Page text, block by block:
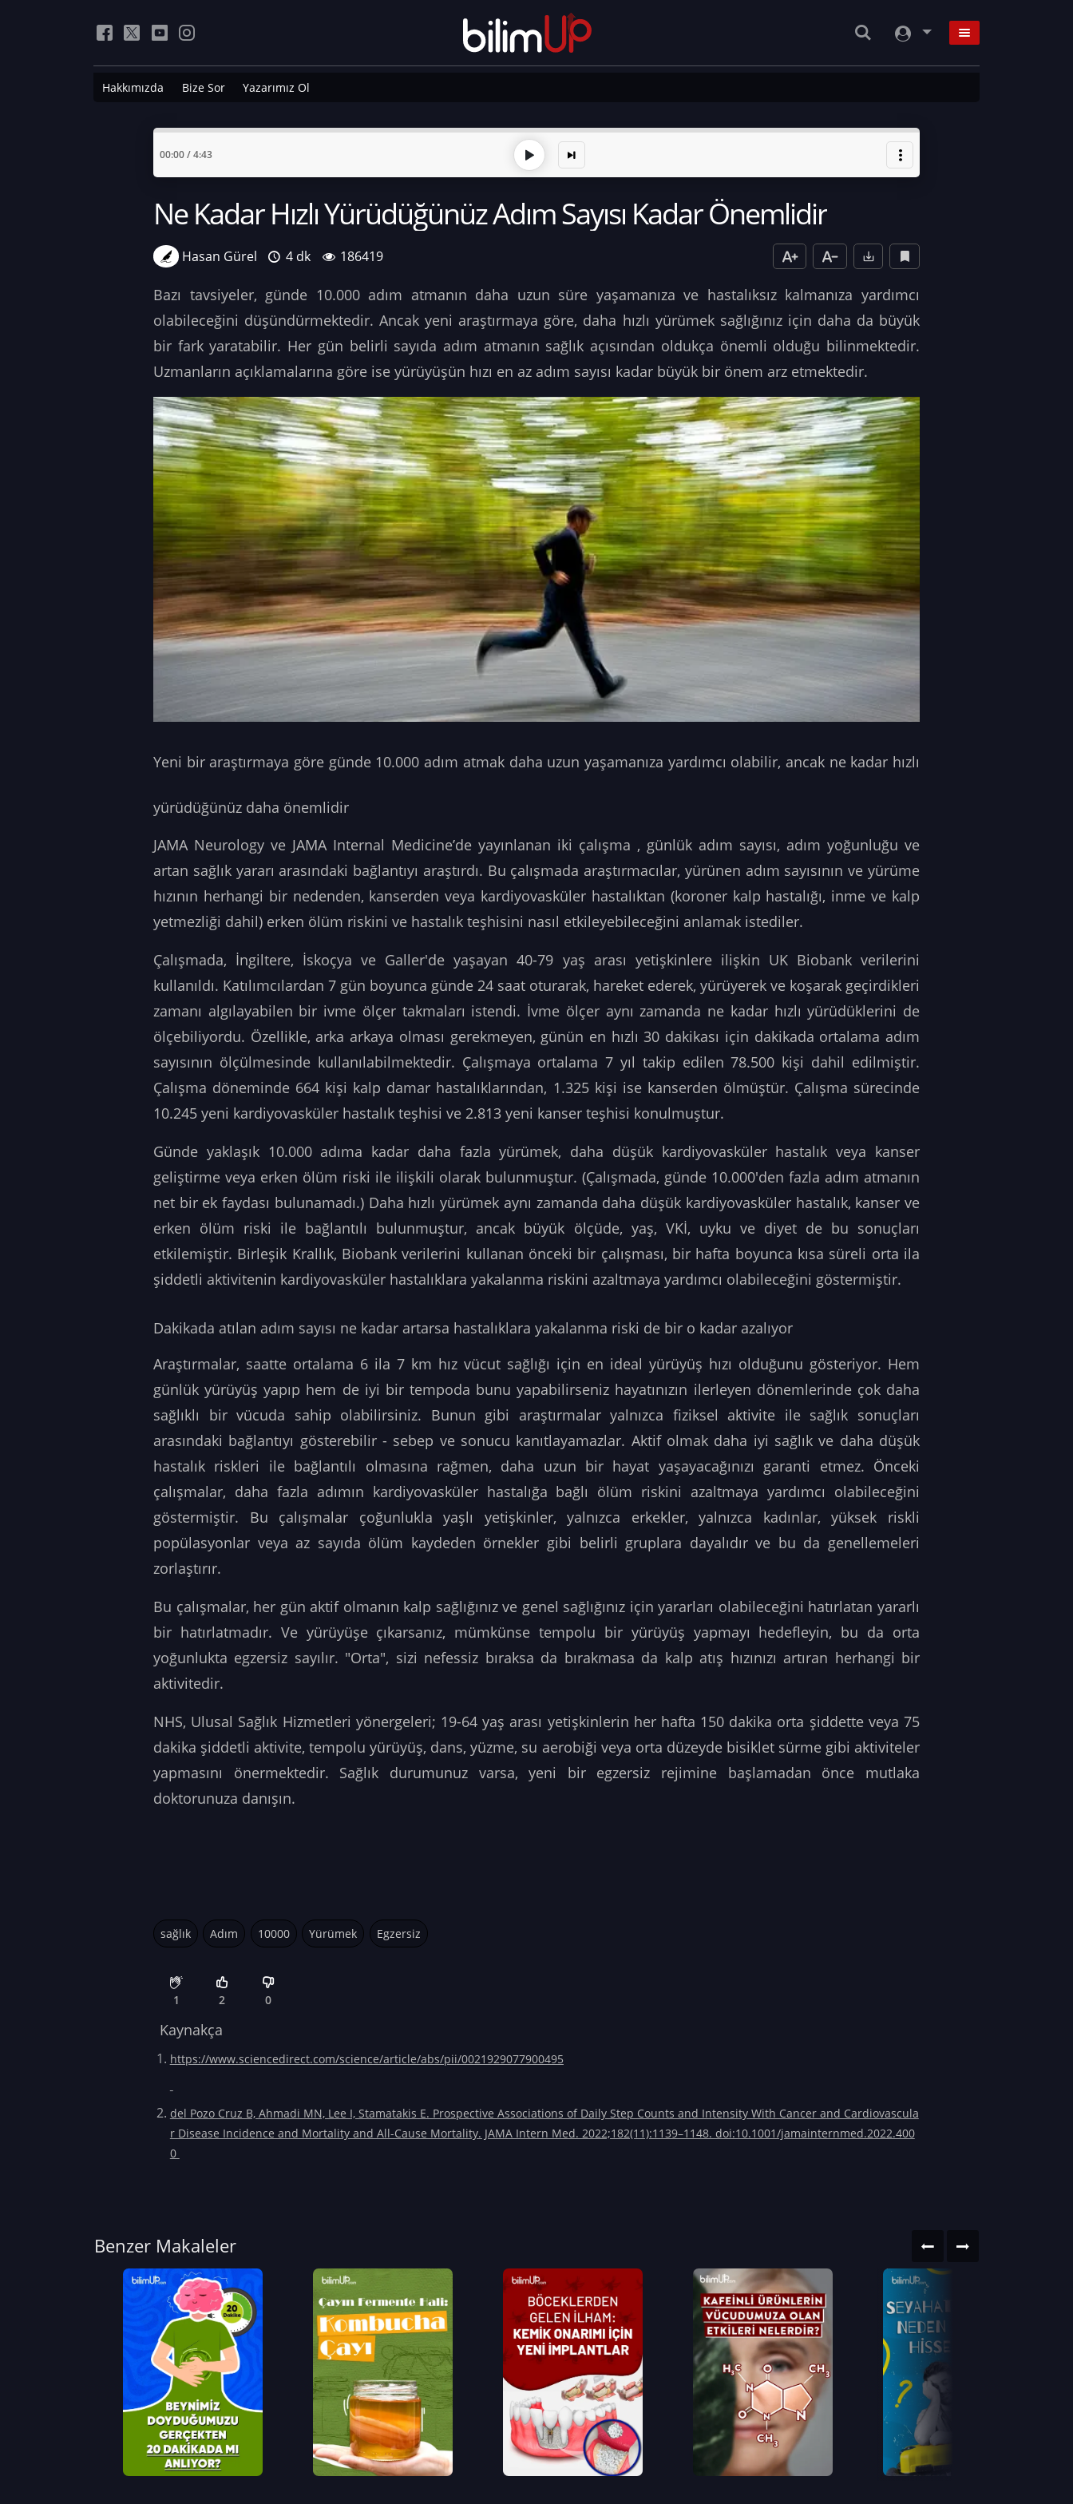
Hakkımızda Bize Sor Yazarımız Ol
00:00/4:43
Ne Kadar Hızlı Yürüdüğünüz Adım Sayısı Kadar Önemlidir
Hasan Gürel 4 dk 186419
Bazı tavsiyeler, günde 10.000 adım atmanın daha uzun süre yaşamanıza ve hastalıksız kalmanıza yardımcı
olabileceğini düşündürmektedir. Ancak yeni araştırmaya göre, daha hızlı yürümek sağlığınız için daha da büyük
bir fark yaratabilir. Her gün belirli sayıda adım atmanın sağlık açısından oldukça önemli olduğu bilinmektedir.
Uzmanların açıklamalarına göre ise yürüyüşün hızı en az adım sayısı kadar büyük bir önem arz etmektedir.
Yeni bir araştırmaya göre günde 10.000 adım atmak daha uzun yaşamanıza yardımcı olabilir, ancak ne kadar hızlı
yürüdüğünüz daha önemlidir
JAMA Neurology ve JAMA Internal Medicine’de yayınlanan iki çalışma , günlük adım sayısı, adım yoğunluğu ve
artan sağlık yararı arasındaki bağlantıyı araştırdı. Bu çalışmada araştırmacılar, yürünen adım sayısının ve yürüme
hızının herhangi bir nedenden, kanserden veya kardiyovasküler hastalıktan (koroner kalp hastalığı, inme ve kalp
yetmezliği dahil) erken ölüm riskini ve hastalık teşhisini nasıl etkileyebileceğini anlamak istediler.
Çalışmada, İngiltere, İskoçya ve Galler'de yaşayan 40-79 yaş arası yetişkinlere ilişkin UK Biobank verilerini
kullanıldı. Katılımcılardan 7 gün boyunca günde 24 saat oturarak, hareket ederek, yürüyerek ve koşarak geçirdikleri
zamanı algılayabilen bir ivme ölçer takmaları istendi. İvme ölçer aynı zamanda ne kadar hızlı yürüdüklerini de
ölçebiliyordu. Özellikle, arka arkaya olması gerekmeyen, günün en hızlı 30 dakikası için dakikada ortalama adım
sayısının ölçülmesinde kullanılabilmektedir. Çalışmaya ortalama 7 yıl takip edilen 78.500 kişi dahil edilmiştir.
Çalışma döneminde 664 kişi kalp damar hastalıklarından, 1.325 kişi ise kanserden ölmüştür. Çalışma sürecinde
10.245 yeni kardiyovasküler hastalık teşhisi ve 2.813 yeni kanser teşhisi konulmuştur.
Günde yaklaşık 10.000 adıma kadar daha fazla yürümek, daha düşük kardiyovasküler hastalık veya kanser
geliştirme veya erken ölüm riski ile ilişkili olarak bulunmuştur. (Çalışmada, günde 10.000'den fazla adım atmanın
net bir ek faydası bulunamadı.) Daha hızlı yürümek aynı zamanda daha düşük kardiyovasküler hastalık, kanser ve
erken ölüm riski ile bağlantılı bulunmuştur, ancak büyük ölçüde, yaş, VKİ, uyku ve diyet de bu sonuçları
etkilemiştir. Birleşik Krallık, Biobank verilerini kullanan önceki bir çalışması, bir hafta boyunca kısa süreli orta ila
şiddetli aktivitenin kardiyovasküler hastalıklara yakalanma riskini azaltmaya yardımcı olabileceğini göstermiştir.
Dakikada atılan adım sayısı ne kadar artarsa hastalıklara yakalanma riski de bir o kadar azalıyor
Araştırmalar, saatte ortalama 6 ila 7 km hız vücut sağlığı için en ideal yürüyüş hızı olduğunu gösteriyor. Hem
günlük yürüyüş yapıp hem de iyi bir tempoda bunu yapabilirseniz hayatınızın ilerleyen dönemlerinde çok daha
sağlıklı bir vücuda sahip olabilirsiniz. Bunun gibi araştırmalar yalnızca fiziksel aktivite ile sağlık sonuçları
arasındaki bağlantıyı gösterebilir - sebep ve sonucu kanıtlayamazlar. Aktif olmak daha iyi sağlık ve daha düşük
hastalık riskleri ile bağlantılı olmasına rağmen, daha uzun bir hayat yaşayacağınızı garanti etmez. Önceki
çalışmalar, daha fazla adımın kardiyovasküler hastalığa bağlı ölüm riskini azaltmaya yardımcı olabileceğini
göstermiştir. Bu çalışmalar çoğunlukla yaşlı yetişkinler, yalnızca erkekler, yalnızca kadınlar, yüksek riskli
popülasyonlar veya az sayıda ölüm kaydeden örnekler gibi belirli gruplara dayalıdır ve bu da genellemeleri
zorlaştırır.
Bu çalışmalar, her gün aktif olmanın kalp sağlığınız ve genel sağlığınız için yararları olabileceğini hatırlatan yararlı
bir hatırlatmadır. Ve yürüyüşe çıkarsanız, mümkünse tempolu bir yürüyüş yapmayı hedefleyin, bu da orta
yoğunlukta egzersiz sayılır. "Orta", sizi nefessiz bıraksa da bırakmasa da kalp atış hızınızı artıran herhangi bir
aktivitedir.
NHS, Ulusal Sağlık Hizmetleri yönergeleri; 19-64 yaş arası yetişkinlerin her hafta 150 dakika orta şiddette veya 75
dakika şiddetli aktivite, tempolu yürüyüş, dans, yüzme, su aerobiği veya orta düzeyde bisiklet sürme gibi aktiviteler
yapmasını önermektedir. Sağlık durumunuz varsa, yeni bir egzersiz rejimine başlamadan önce mutlaka
doktorunuza danışın.
sağlık Adım 10000 Yürümek Egzersiz
1 2 0
Kaynakça
https://www.sciencedirect.com/science/article/abs/pii/0021929077900495
del Pozo Cruz B, Ahmadi MN, Lee I, Stamatakis E. Prospective Associations of Daily Step Counts and Intensity With Cancer and Cardiovascula
r Disease Incidence and Mortality and All-Cause Mortality. JAMA Intern Med. 2022;182(11):1139–1148. doi:10.1001/jamainternmed.2022.400
0
Benzer Makaleler